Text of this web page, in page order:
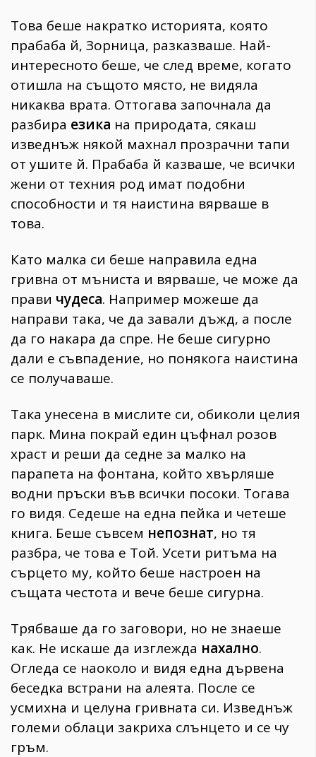
Това беше накратко историята, която
прабаба й, Зорница, разказваше. Най-
интересното беше, че след време, когато
отишла на същото място, не видяла
никаква врата. Оттогава започнала да
разбира езика на природата, сякаш
изведнъж някой махнал прозрачни тапи
от ушите й. Прабаба й казваше, че всички
жени от техния род имат подобни
способности и тя наистина вярваше в
това.
Като малка си беше направила една
гривна от мъниста и вярваше, че може да
прави чудеса. Например можеше да
направи така, че да завали дъжд, а после
да го накара да спре. Не беше сигурно
дали е съвпадение, но понякога наистина
се получаваше.
Така унесена в мислите си, обиколи целия
парк. Мина покрай един цъфнал розов
храст и реши да седне за малко на
парапета на фонтана, който хвърляше
водни пръски във всички посоки. Тогава
го видя. Седеше на една пейка и четеше
книга. Беше съвсем непознат, но тя
разбра, че това е Той. Усети ритъма на
сърцето му, който беше настроен на
същата честота и вече беше сигурна.
Трябваше да го заговори, но не знаеше
как. Не искаше да изглежда нахално.
Огледа се наоколо и видя една дървена
беседка встрани на алеята. После се
усмихна и целуна гривната си. Изведнъж
големи облаци закриха слънцето и се чу
гръм.